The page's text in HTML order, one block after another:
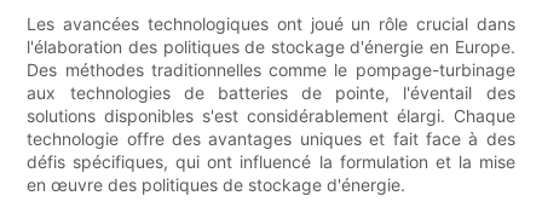
Les avancées technologiques ont joué un rôle crucial dans
l'élaboration des politiques de stockage d'énergie en Europe.
Des méthodes traditionnelles comme le pompage-turbinage
aux technologies de batteries de pointe, l'éventail des
solutions disponibles s'est considérablement élargi. Chaque
technologie offre des avantages uniques et fait face à des
défis spécifiques, qui ont influencé la formulation et la mise
en œuvre des politiques de stockage d'énergie.